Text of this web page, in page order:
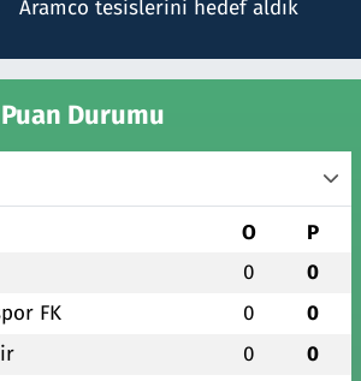
Aramco tesislerini hedef aldık
Durumu
O P
0 0
FK 0 0
0 0